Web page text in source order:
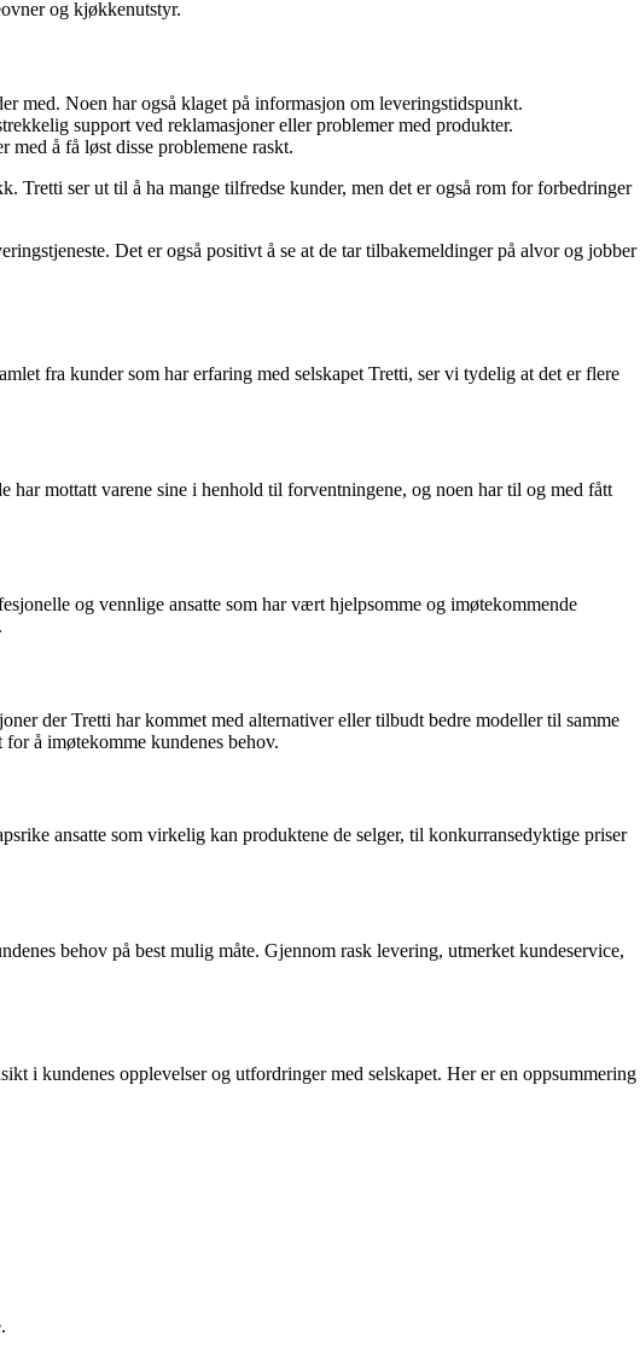
og kjøkkenutstyr.
med. Noen har også klaget på informasjon om leveringstidspunkt.
support ved reklamasjoner eller problemer med produkter.
å få løst disse problemene raskt.
Tretti ser ut til å ha mange tilfredse kunder, men det er også rom for forbedringer
Det er også positivt å se at de tar tilbakemeldinger på alvor og jobber
fra kunder som har erfaring med selskapet Tretti, ser vi tydelig at det er flere
har mottatt varene sine i henhold til forventningene, og noen har til og med fått
og vennlige ansatte som har vært hjelpsomme og imøtekommende
der Tretti har kommet med alternativer eller tilbudt bedre modeller til samme
å imøtekomme kundenes behov.
ansatte som virkelig kan produktene de selger, til konkurransedyktige priser
behov på best mulig måte. Gjennom rask levering, utmerket kundeservice,
i kundenes opplevelser og utfordringer med selskapet. Her er en oppsummering